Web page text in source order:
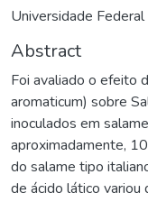
Universidade
Abstract
Foi avaliado o efeito
aromaticum) sobre
inoculados em
aproximadamente,
do salame tipo
de ácido lático